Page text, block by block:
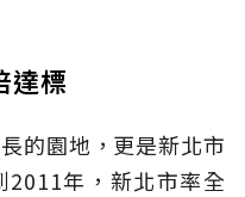
達標
的園地，更是新北市
年，新北市率全